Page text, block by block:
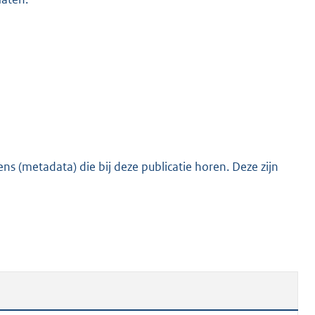
(metadata) die bij deze publicatie horen. Deze zijn